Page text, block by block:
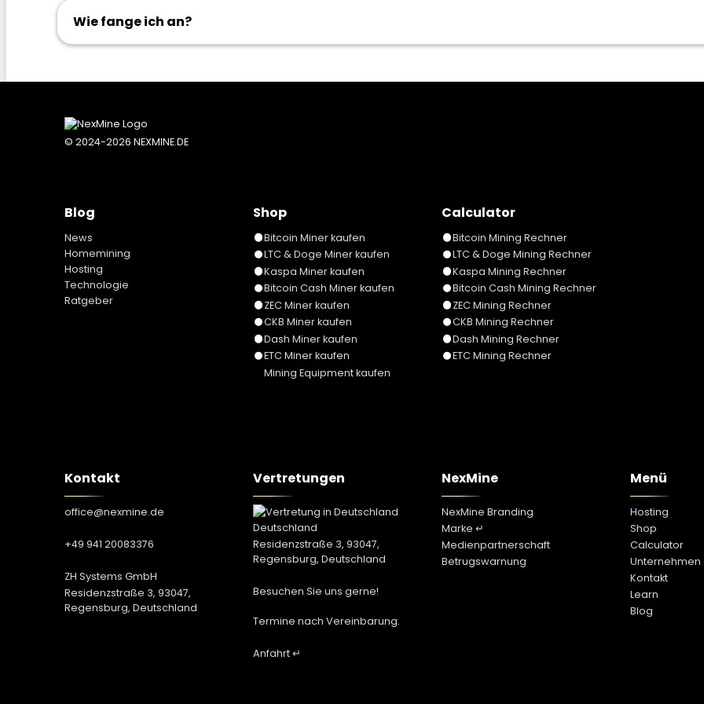
Wie fange ich an?
© 2024-2026 NEXMINE.DE
Blog
News
Homemining
Hosting
Technologie
Ratgeber
Shop
Bitcoin Miner kaufen
LTC & Doge Miner kaufen
Kaspa Miner kaufen
Bitcoin Cash Miner kaufen
ZEC Miner kaufen
CKB Miner kaufen
Dash Miner kaufen
ETC Miner kaufen
Mining Equipment kaufen
Calculator
Bitcoin Mining Rechner
LTC & Doge Mining Rechner
Kaspa Mining Rechner
Bitcoin Cash Mining Rechner
ZEC Mining Rechner
CKB Mining Rechner
Dash Mining Rechner
ETC Mining Rechner
Kontakt
office@nexmine.de
+49 941 20083376
ZH Systems GmbH
Residenzstraße 3, 93047,
Regensburg, Deutschland
Vertretungen
Deutschland
Residenzstraße 3, 93047,
Regensburg, Deutschland
Besuchen Sie uns gerne!
Termine nach Vereinbarung.
Anfahrt ↵
NexMine
NexMine Branding
Marke ↵
Medienpartnerschaft
Betrugswarnung
Menü
Hosting
Shop
Calculator
Unternehmen
Kontakt
Learn
Blog